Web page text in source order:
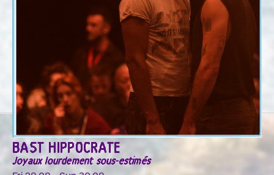
BAST HIPPOCRATE
Joyaux lourdement sous-estimés